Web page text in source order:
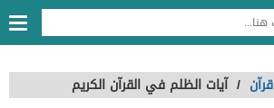
قرآن / آيات الظلم في القرآن الكريم